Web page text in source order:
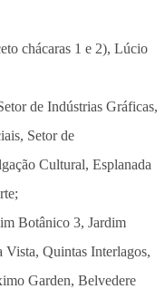
chácaras 1 e 2), Lúcio
de Indústrias Gráficas,
Setor de
Cultural, Esplanada
Botânico 3, Jardim
Quintas Interlagos,
Garden, Belvedere